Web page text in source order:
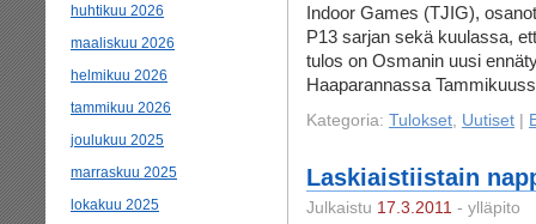
huhtikuu 2026
maaliskuu 2026
helmikuu 2026
tammikuu 2026
joulukuu 2025
marraskuu 2025
lokakuu 2025
Indoor Games (TJIG),
P13 sarjan sekä kuulassa,
tulos on Osmanin uusi
Haaparannassa
Kategoria: Tulokset, Uutiset
Laskiaistiistain
Julkaistu 17.3.2011 - ylläpito